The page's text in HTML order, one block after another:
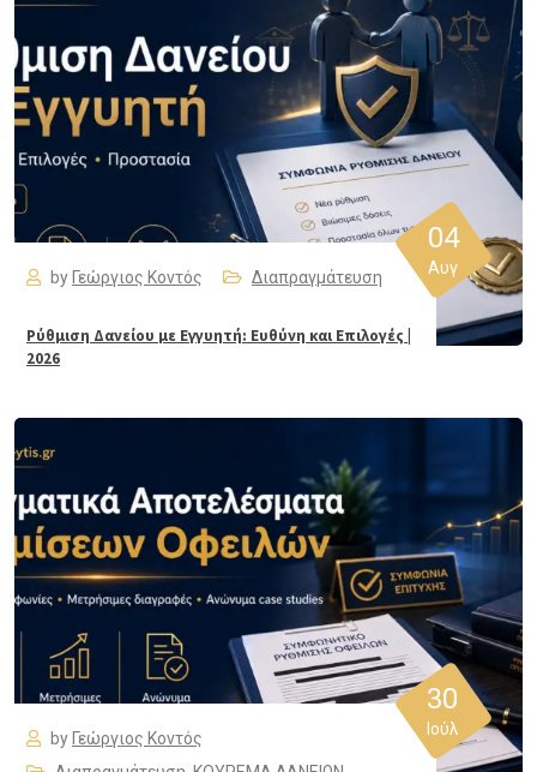
by Γεώργιος Κοντός Διαπραγμάτευση
Ρύθμιση Δανείου με Εγγυητή: Ευθύνη και Επιλογές |
2026
04
Αυγ
byΓεώργιος Κοντός
30
Ιούλ